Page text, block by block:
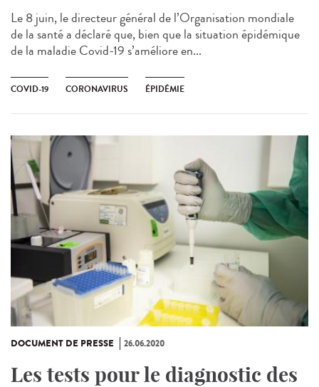
Le 8 juin, le directeur général de l’Organisation mondiale
de la santé a déclaré que, bien que la situation épidémique
de la maladie Covid-19 s’améliore en...
COVID-19 CORONAVIRUS ÉPIDÉMIE
DOCUMENT DE PRESSE 26.06.2020
Les tests pour le diagnostic des